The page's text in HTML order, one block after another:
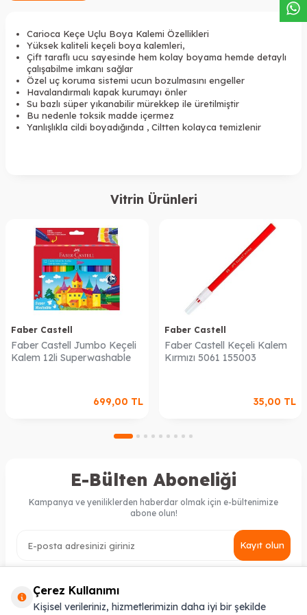
Carioca Keçe Uçlu Boya Kalemi Özellikleri
Yüksek kaliteli keçeli boya kalemleri,
Çift taraflı ucu sayesinde hem kolay boyama hemde detaylı
çalışabilme imkanı sağlar
Özel uç koruma sistemi ucun bozulmasını engeller
Havalandırmalı kapak kurumayı önler
Su bazlı süper yıkanabilir mürekkep ile üretilmiştir
Bu nedenle toksik madde içermez
Yanlışlıkla cildi boyadığında , Ciltten kolayca temizlenir
Vitrin Ürünleri
Faber Castell
Faber Castell Jumbo Keçeli
Kalem 12li Superwashable
699,00 TL
Faber Castell
Faber Castell Keçeli Kalem
Kırmızı 5061 155003
35,00 TL
E-Bülten Aboneliği
Kampanya ve yeniliklerden haberdar olmak için e-bültenimize
abone olun!
Kayıt olun
Çerez Kullanımı
Kişisel verileriniz, hizmetlerimizin daha iyi bir şekilde